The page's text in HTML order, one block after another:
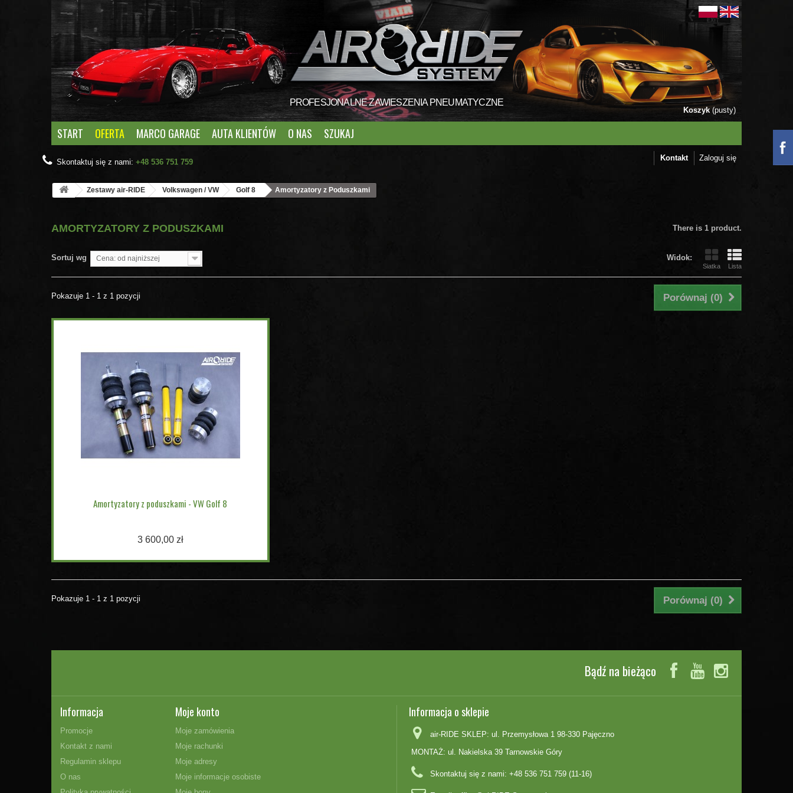
PROFESJONALNE ZAWIESZENIA PNEUMATYCZNE
Koszyk (pusty)
START OFERTA MARCO GARAGE AUTA KLIENTÓW O NAS SZUKAJ
Zaloguj się
Kontakt
Skontaktuj się z nami: +48 536 751 759
Zestawy air-RIDE Volkswagen / VW Golf 8 Amortyzatory z Poduszkami
AMORTYZATORY Z PODUSZKAMI There is 1 product.
Widok:
Siatka Lista
Sortuj wg Cena: od najniższej
Porównaj (0)
Pokazuje 1 - 1 z 1 pozycji
Amortyzatory z poduszkami - VW Golf 8
3 600,00 zł
Porównaj (0)
Pokazuje 1 - 1 z 1 pozycji
Bądź na bieżąco
Informacja
Promocje
Kontakt z nami
Regulamin sklepu
O nas
Moje konto
Moje zamówienia
Moje rachunki
Moje adresy
Moje informacje osobiste
Informacja o sklepie
air-RIDE SKLEP: ul. Przemysłowa 1 98-330 Pajęczno
MONTAŻ: ul. Nakielska 39 Tarnowskie Góry
Skontaktuj się z nami: +48 536 751 759 (11-16)